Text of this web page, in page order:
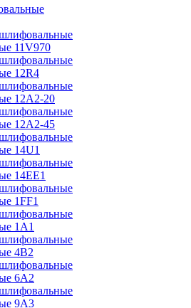
11V970
12R4
12А2-20
12А2-45
14U1
14ЕЕ1
1FF1
1А1
4В2
6A2
9А3